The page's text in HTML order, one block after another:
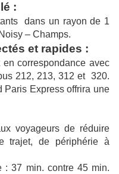
:
dans un rayon de 1
– Champs.
et rapides :
correspondance avec
212, 213, 312 et 320.
Paris Express offrira une
voyageurs de réduire
trajet, de périphérie à
: 37 min. contre 45 min.